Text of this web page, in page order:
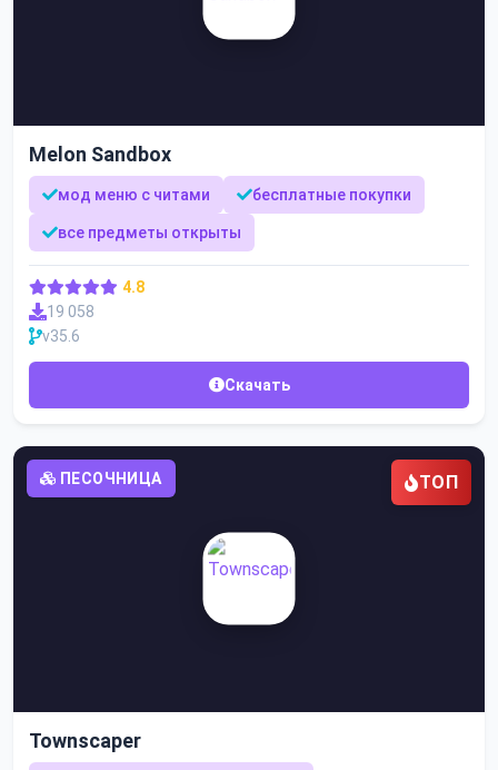
Melon Sandbox
мод меню с читами бесплатные покупки
все предметы открыты
4.8
19 058
v35.6
Скачать
ПЕСОЧНИЦА ТОП
Townscaper